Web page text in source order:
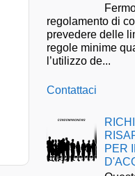
regolamento di
prevedere delle
regole minime
l’utilizzo de...
Contattaci
PER